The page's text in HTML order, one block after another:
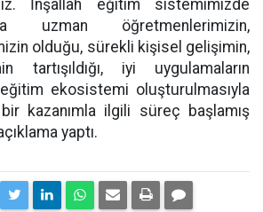
İnşallah eğitim sistemimizde
uzman öğretmenlerimizin,
olduğu, sürekli kişisel gelişimin,
tartışıldığı, iyi uygulamaların
ekosistemi oluşturulmasıyla
kazanımla ilgili süreç başlamış
yaptı.